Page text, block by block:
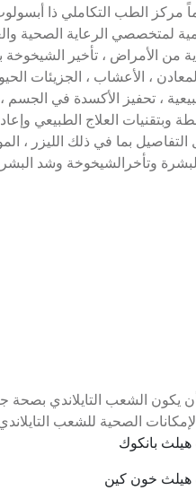
من 14 عاماً مركز الطب التكاملي ذا
لمتخصصي الرعاية الصحية
من الأمراض ، تأخير
، الأعشاب ، الجزيئات
، تحفيز الأكسدة في الجسم
وبتقنيات العلاج الطبيعي
بما في ذلك الليزر ،
يكون الشعب التايلاندي بصحة
بانكوك
هيلث خون كين